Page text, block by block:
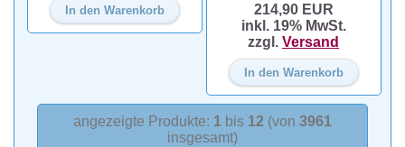
In den Warenkorb
214,90 EUR
inkl. 19% MwSt.
zzgl. Versand
In den Warenkorb
angezeigte Produkte: 1 bis 12 (von 3961
insgesamt)